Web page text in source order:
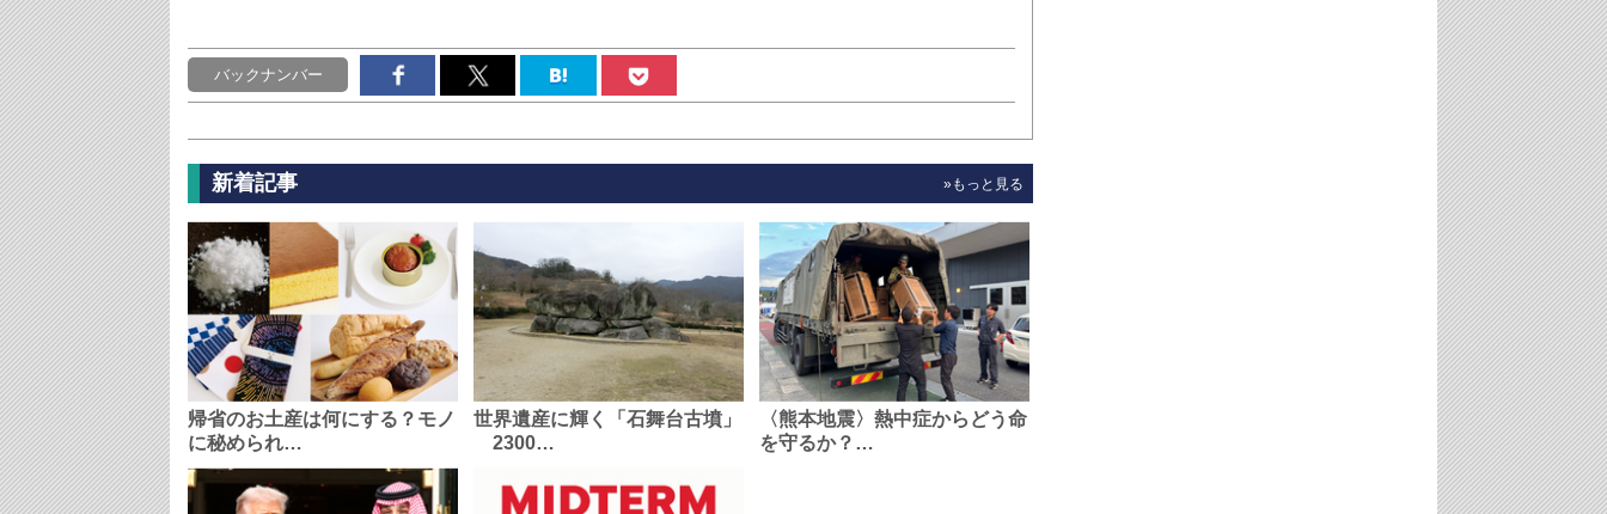
バックナンバー
新着記事 »もっと見る
帰省のお土産は何にする？モノ
に秘められ…
世界遺産に輝く「石舞台古墳」
2300…
〈熊本地震〉熱中症からどう命
を守るか？…